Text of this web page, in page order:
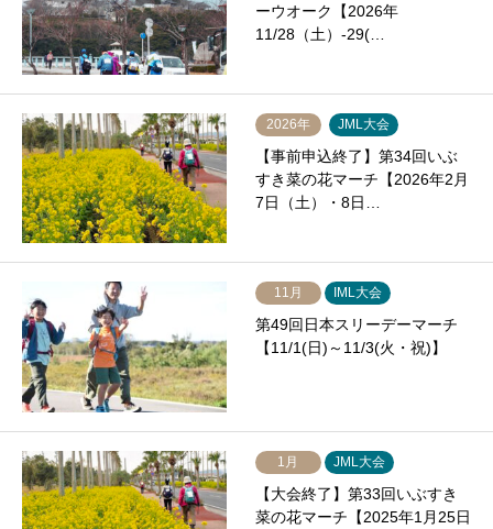
ーウオーク【2026年
11/28（土）-29(…
2026年 JML大会
【事前申込終了】第34回いぶ
すき菜の花マーチ【2026年2月
7日（土）・8日…
11月 IML大会
第49回日本スリーデーマーチ
【11/1(日)～11/3(火・祝)】
1月 JML大会
【大会終了】第33回いぶすき
菜の花マーチ【2025年1月25日